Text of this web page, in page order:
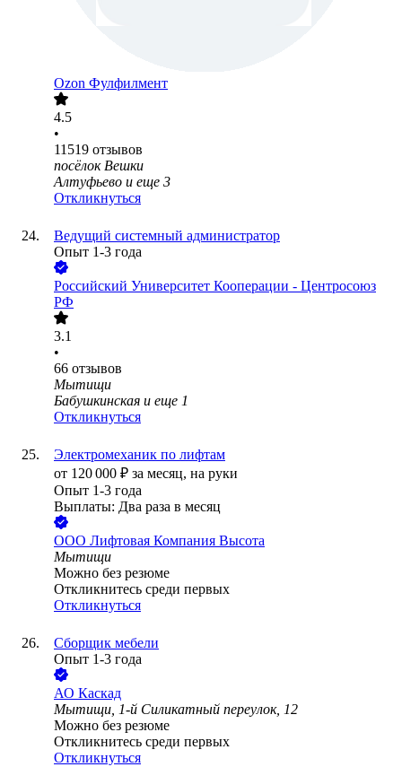
Ozon Фулфилмент
4.5
•
11519 отзывов
посёлок Вешки
Алтуфьево и еще 3
Откликнуться
Ведущий системный администратор
Опыт 1-3 года
Российский Университет Кооперации - Центросоюз
РФ
3.1
•
66 отзывов
Мытищи
Бабушкинская и еще 1
Откликнуться
Электромеханик по лифтам
от 120 000 ₽ за месяц, на руки
Опыт 1-3 года
Выплаты: Два раза в месяц
ООО Лифтовая Компания Высота
Мытищи
Можно без резюме
Откликнитесь среди первых
Откликнуться
Сборщик мебели
Опыт 1-3 года
АО Каскад
Мытищи, 1-й Силикатный переулок, 12
Можно без резюме
Откликнитесь среди первых
Откликнуться